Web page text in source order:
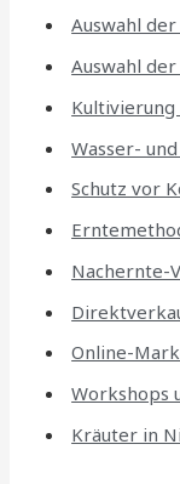
Auswahl
Auswahl
Kultivierung
Wasser-
Schutz vor
Nachernte-
Online-
Workshops
Kräuter in